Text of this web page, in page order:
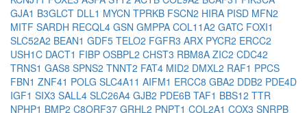
GJA1 B3GLCT DLL1 MYCN TPRKB FSCN2 HIRA PISD MFN2
MITF SARDH RECQL4 GSN GMPPA COL11A2 GATC FOXI1
SLC52A2 BEAN1 GDF5 TELO2 FGFR3 ARX PYCR2 ERCC2
USH1C DACT1 FIBP OSBPL2 CHST3 RBM8A ZIC2 CDC42
TRNS1 GAS8 SPNS2 TNNT2 FAT4 MID2 DMXL2 RAF1 PPCS
FBN1 ZNF41 POLG SLC4A11 AIFM1 ERCC8 GBA2 DDB2 PDE4D
IGF1 SIX3 SALL4 SLC26A4 GJB2 PDE6B TAF1 BBS12 TTR
NPHP1 BMP2 C8ORF37 GRHL2 PNPT1 COL2A1 COX3 SNRPB